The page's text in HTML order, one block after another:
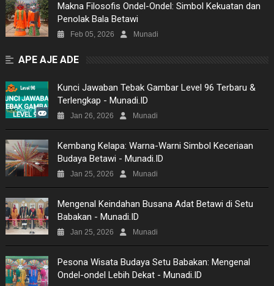
Makna Filosofis Ondel-Ondel: Simbol Kekuatan dan
Penolak Bala Betawi
Feb 05, 2026 Munadi
APE AJE ADE
Kunci Jawaban Tebak Gambar Level 96 Terbaru &
Terlengkap - Munadi.ID
Jan 26, 2026 Munadi
Kembang Kelapa: Warna-Warni Simbol Keceriaan
Budaya Betawi - Munadi.ID
Jan 25, 2026 Munadi
Mengenal Keindahan Busana Adat Betawi di Setu
Babakan - Munadi.ID
Jan 25, 2026 Munadi
Pesona Wisata Budaya Setu Babakan: Mengenal
Ondel-ondel Lebih Dekat - Munadi.ID